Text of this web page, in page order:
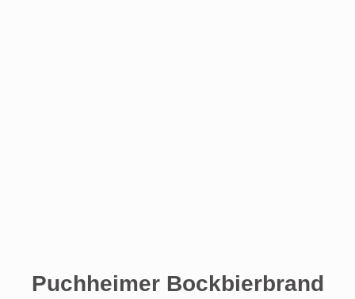
Puchheimer Bockbierbrand